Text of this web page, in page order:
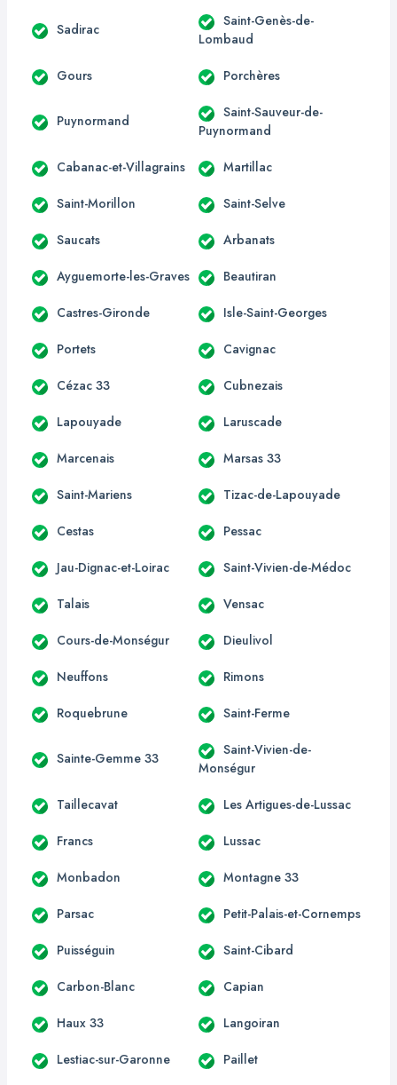
Sadirac
Saint-Genès-de-
Lombaud
Gours Porchères
Puynormand
Saint-Sauveur-de-
Puynormand
Cabanac-et-Villagrains Martillac
Saint-Morillon Saint-Selve
Saucats Arbanats
Ayguemorte-les-Graves Beautiran
Castres-Gironde Isle-Saint-Georges
Portets Cavignac
Cézac 33 Cubnezais
Lapouyade Laruscade
Marcenais Marsas 33
Saint-Mariens Tizac-de-Lapouyade
Cestas Pessac
Jau-Dignac-et-Loirac Saint-Vivien-de-Médoc
Talais Vensac
Cours-de-Monségur Dieulivol
Neuffons Rimons
Roquebrune Saint-Ferme
Sainte-Gemme 33
Saint-Vivien-de-
Monségur
Taillecavat Les Artigues-de-Lussac
Francs Lussac
Monbadon Montagne 33
Parsac Petit-Palais-et-Cornemps
Puisséguin Saint-Cibard
Carbon-Blanc Capian
Haux 33 Langoiran
Lestiac-sur-Garonne Paillet